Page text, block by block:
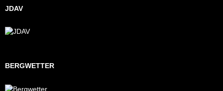
JDAV
BERGWETTER